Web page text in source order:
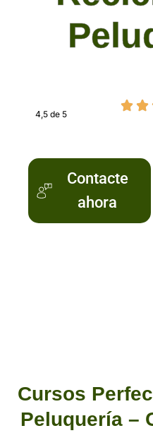
4,5 de 5
Contacte
ahora
Cursos
Peluquería –